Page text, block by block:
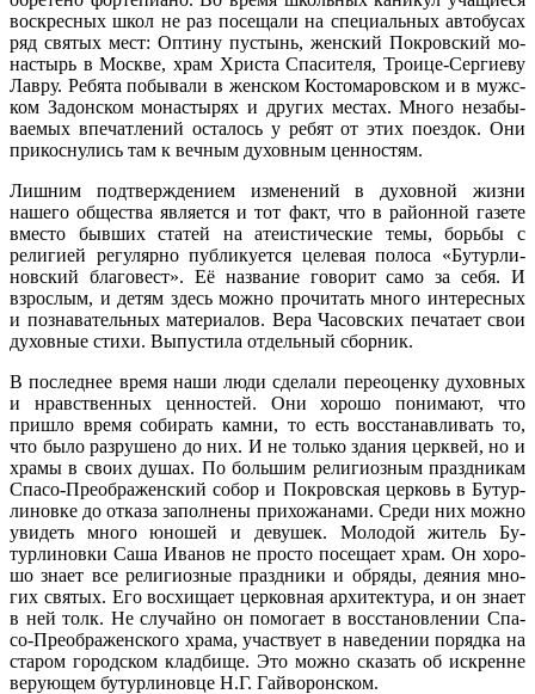
воскресных школ не раз посещали на специальных автобусах
ряд святых мест: Оптину пустынь, женский Покровский мо­
настырь в Москве, храм Христа Спасителя, Троице-Сергиеву
Лавру. Ребята побывали в женском Костомаровском и в мужс­
ком Задонском монастырях и других местах. Много незабы­
ваемых впечатлений осталось у ребят от этих поездок. Они
прикоснулись там к вечным духовным ценностям.
Лишним подтверждением изменений в духовной жизни
нашего общества является и тот факт, что в районной газе­те
вместо бывших статей на атеистические темы, борьбы с
религией регулярно публикуется целевая полоса «Бутурли-
новский благовест». Её название говорит само за себя. И
взрослым, и детям здесь можно прочитать много интерес­ных
и познавательных материалов. Вера Часовских печа­тает свои
духовные стихи. Выпустила отдельный сборник.
В последнее время наши люди сделали переоценку духов­ных
и нравственных ценностей. Они хорошо понимают, что
пришло время собирать камни, то есть восстанавливать то,
что было разрушено до них. И не только здания церквей, но и
храмы в своих душах. По большим религиозным праздникам
Спасо-Преображенский собор и Покровская церковь в Бутур-
линовке до отказа заполнены прихожанами. Среди них мож­но
увидеть много юношей и девушек. Молодой житель Бу-
турлиновки Саша Иванов не просто посещает храм. Он хоро­
шо знает все религиозные праздники и обряды, деяния мно­
гих святых. Его восхищает церковная архитектура, и он знает
в ней толк. Не случайно он помогает в восстановлении Спа-
со-Преображенского храма, участвует в наведении порядка на
старом городском кладбище. Это можно сказать об искренне
верующем бутурлиновце Н.Г. Гайворонском.